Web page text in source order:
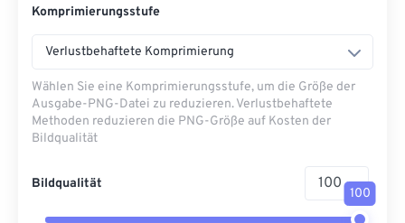
Komprimierungsstufe
Verlustbehaftete Komprimierung
Wählen Sie eine Komprimierungsstufe, um die Größe der
Ausgabe-PNG-Datei zu reduzieren. Verlustbehaftete
Methoden reduzieren die PNG-Größe auf Kosten der
Bildqualität
Bildqualität
100